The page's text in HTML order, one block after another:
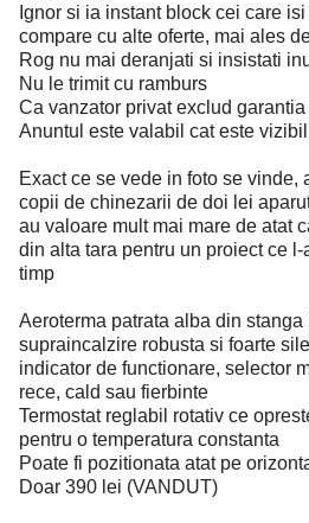
Ignor si ia instant block cei care
compare cu alte oferte, mai ales
Rog nu mai deranjati si insistati
Nu le trimit cu ramburs
Ca vanzator privat exclud
Anuntul este valabil cat este vizibil
Exact ce se vede in foto se vinde,
copii de chinezarii de doi lei
au valoare mult mai mare de atat
din alta tara pentru un proiect ce
timp
Aeroterma patrata alba din
supraincalzire robusta si foarte
indicator de functionare, selector
rece, cald sau fierbinte
Termostat reglabil rotativ ce
pentru o temperatura constanta
Poate fi pozitionata atat pe
Doar 390 lei (VANDUT)